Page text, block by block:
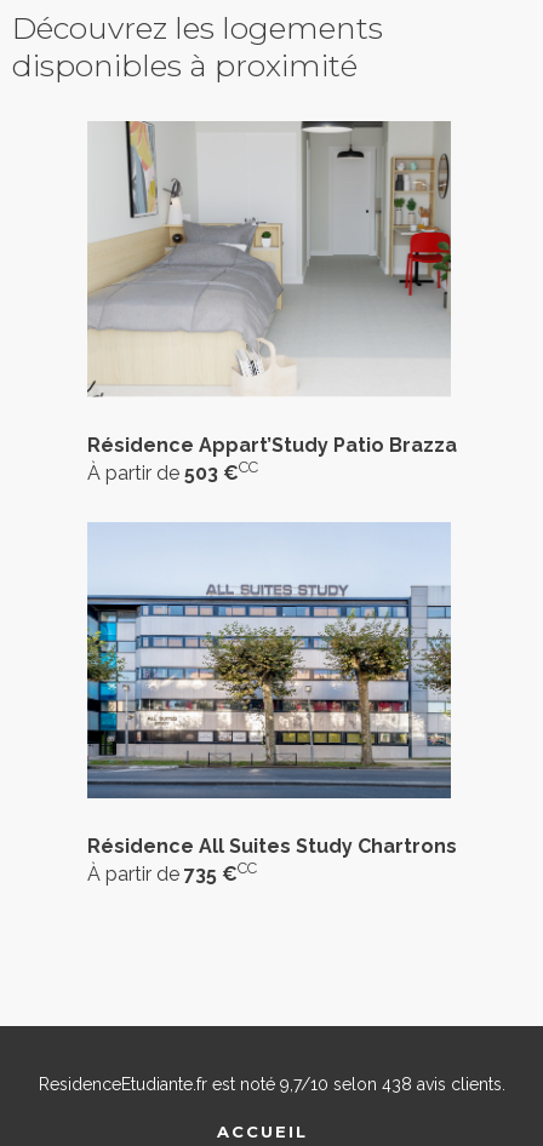
Découvrez les logements
disponibles à proximité
Résidence Appart’Study Patio Brazza
À partir de 503 €CC
Résidence All Suites Study Chartrons
À partir de 735 €CC
ResidenceEtudiante.frest noté 9,7/10 selon 438 avis clients.
ACCUEIL